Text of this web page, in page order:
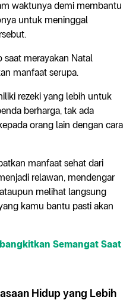
waktunya demi membantu
untuk meninggal
saat merayakan Natal
manfaat serupa.
rezeki yang lebih untuk
berharga, tak ada
orang lain dengan cara
manfaat sehat dari
relawan, mendengar
melihat langsung
kamu bantu pasti akan
Semangat Saat
Hidup yang Lebih